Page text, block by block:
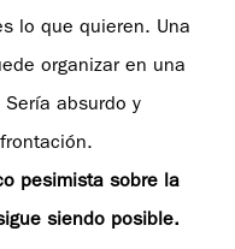
lo que quieren. Una
organizar en una
absurdo y
pesimista sobre la
siendo posible.